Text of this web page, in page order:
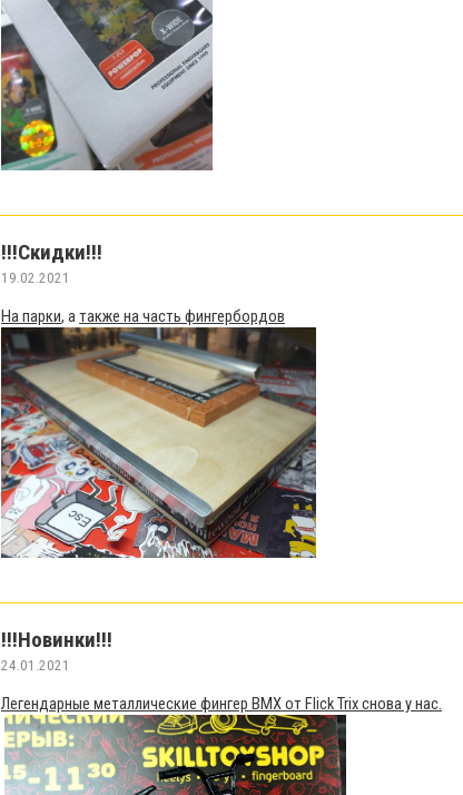
!!!Скидки!!!
19.02.2021
На парки, атакже на часть фингербордов
!!!Новинки!!!
24.01.2021
Легендарные металлические фингер BMX от Flick Trix снова у нас.